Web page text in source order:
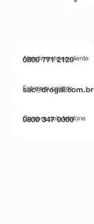
Atendimento ao cliente
0800 771 2120
Entre em contato
sac@drogal.com.br
Compre pelo telefone
0800 347 0000